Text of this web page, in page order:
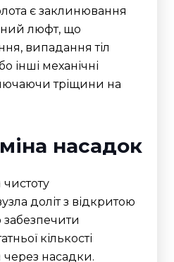
є заклинювання
люфт, що
випадання тіл
інші механічні
тріщини на
насадок
доліт з відкритою
кількості
через насадки.